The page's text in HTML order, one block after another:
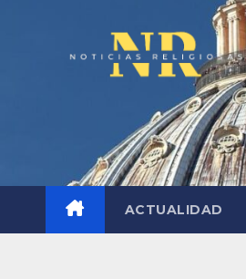
ACTUALIDAD